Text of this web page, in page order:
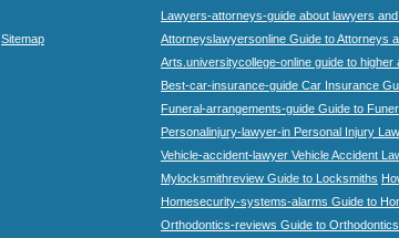
Sitemap
Lawyers-attorneys-guide about lawyers
Attorneyslawyersonline Guide to Attorneys
Arts.universitycollege-online guide to higher
Best-car-insurance-guide Car Insurance
Funeral-arrangements-guide Guide to
Personalinjury-lawyer-in Personal Injury
Vehicle-accident-lawyer Vehicle Accident
Mylocksmithreview Guide to Locksmiths
Homesecurity-systems-alarms Guide to
Orthodontics-reviews Guide to